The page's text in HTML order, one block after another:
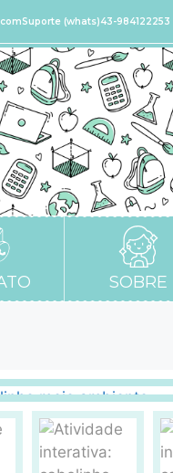
Suporte (whats)43-984122253
SOBRE